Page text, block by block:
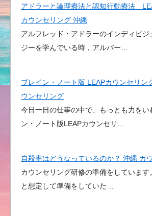
アドラーと論理療法と認知行動療法
カウンセリング 沖縄
アルフレッド・アドラーのインディビジ
ジーを学んでいる時，アルバー…
ブレイン・ノート版 LEAPカウンセリン
ウンセリング
今日一日の仕事の中で、もっとも力をい
ン・ノート版LEAPカウンセリ…
自殺率はどうなっているのか？ 沖縄 カ
カウンセリング研修の準備をしています
と想定して準備をしていた…